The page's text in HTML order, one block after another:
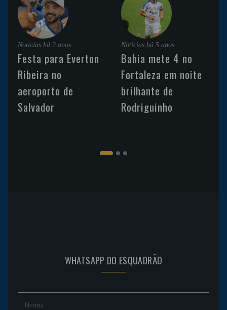
Noticias há 2 anos
Festa para Everton
Ribeira no
aeroporto de
Salvador
Noticias há 5 anos
Bahia mete 4 no
Fortaleza em noite
brilhante de
Rodriguinho
WHATSAPP DO ESQUADRÃO